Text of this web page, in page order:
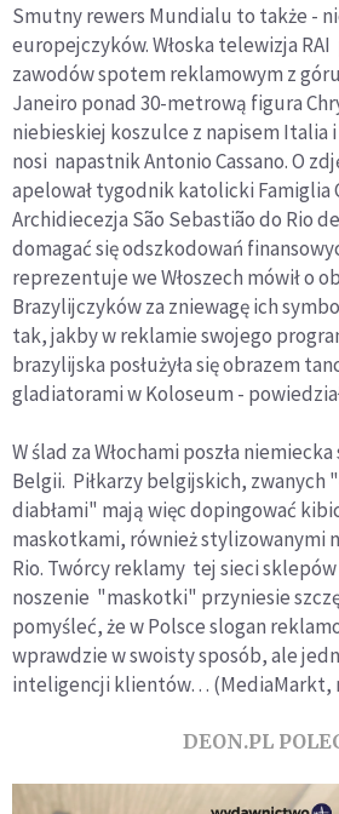
Smutny rewers Mundialu to także -
europejczyków. Włoska telewizja
zawodów spotem reklamowym z
Janeiro ponad 30-metrową figura
niebieskiej koszulce z napisem Italia
nosi napastnik Antonio Cassano. O
apelował tygodnik katolicki Famiglia
Archidiecezja São Sebastião do Rio
domagać się odszkodowań
reprezentuje we Włoszech mówił o
Brazylijczyków za zniewagę ich
tak, jakby w reklamie swojego
brazylijska posłużyła się obrazem
gladiatorami w Koloseum -
W ślad za Włochami poszła
Belgii. Piłkarzy belgijskich, zwanych
diabłami" mają więc dopingować
maskotkami, również stylizowanymi
Rio. Twórcy reklamy tej sieci
noszenie "maskotki" przyniesie
pomyśleć, że w Polsce slogan
wprawdzie w swoisty sposób, ale
inteligencji klientów… (MediaMarkt,
DEON.PL